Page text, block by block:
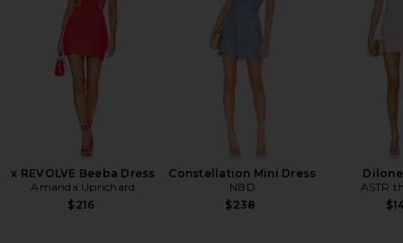
x REVOLVE Beeba Dress
Amanda Uprichard
$216
Constellation Mini Dress
NBD
$238
ASTR